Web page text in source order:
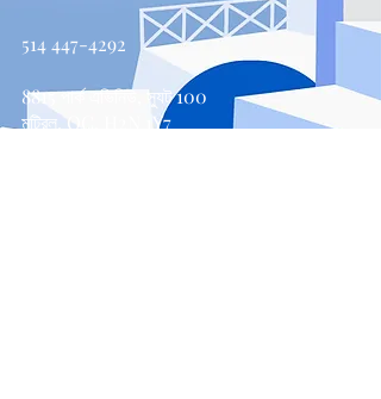
514 447-4292
8815 পার্ক এভিনিউ, স্যুট 100
মন্ট্রিল, QC, H2N 1Y7